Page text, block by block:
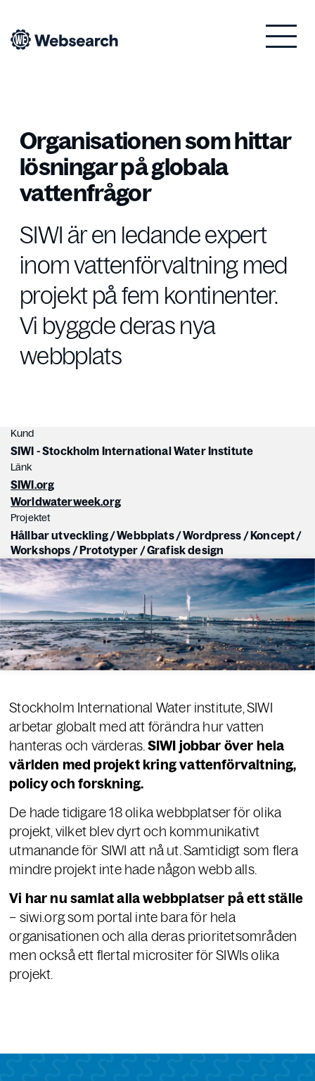
Organisationen som hittar
lösningar på globala
vattenfrågor
SIWI är en ledande expert
inom vattenförvaltning med
projekt på fem kontinenter.
Vi byggde deras nya
webbplats
Kund
SIWI - Stockholm International Water Institute
Länk
SIWI.org
Worldwaterweek.org
Projektet
Hållbar utveckling/Webbplats/Wordpress / Koncept/
Workshops / Prototyper /Grafisk design
Stockholm International Water institute, SIWI
arbetar globalt med att förändra hur vatten
hanteras och värderas. SIWI jobbar över hela
världen med projekt kring vattenförvaltning,
policy och forskning.
De hade tidigare 18 olika webbplatser för olika
projekt, vilket blev dyrt och kommunikativt
utmanande för SIWI att nå ut. Samtidigt som flera
mindre projekt inte hade någon webb alls.
Vi har nu samlat alla webbplatser på ett ställe
– siwi.org som portal inte bara för hela
organisationen och alla deras prioritetsområden
men också ett flertal micrositer för SIWIs olika
projekt.